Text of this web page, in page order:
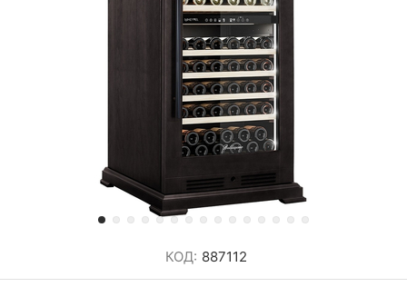
КОД: 887112